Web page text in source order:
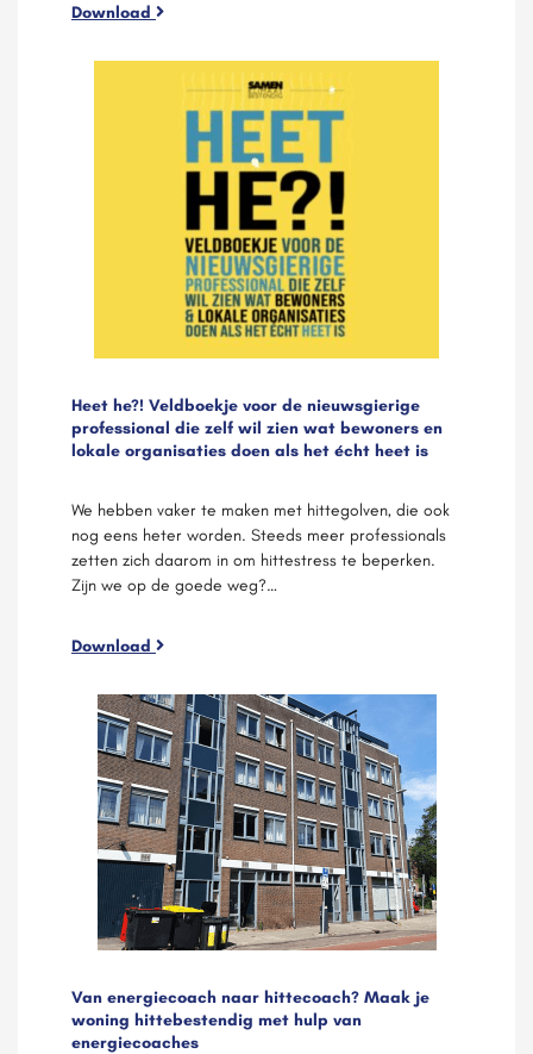
Download
Heet he?! Veldboekje voor de nieuwsgierige
professional die zelf wil zien wat bewoners en
lokale organisaties doen als het écht heet is
We hebben vaker te maken met hittegolven, die ook
nog eens heter worden. Steeds meer professionals
zetten zich daarom in om hittestress te beperken.
Zijn we op de goede weg?…
Download
Van energiecoach naar hittecoach? Maak je
woning hittebestendig met hulp van
energiecoaches